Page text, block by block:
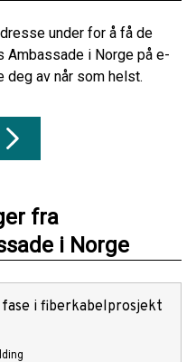
under for å få de
Ambassade i Norge på e-
deg av når som helst.
fra
i Norge
i fiberkabelprosjekt